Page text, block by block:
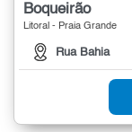
Boqueirão
Litoral - Praia Grande
Rua Bahia